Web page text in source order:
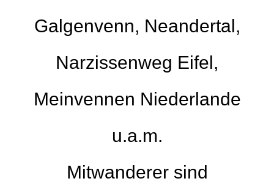
Galgenvenn, Neandertal,
Narzissenweg Eifel,
Meinvennen Niederlande
u.a.m.
Mitwanderer sind